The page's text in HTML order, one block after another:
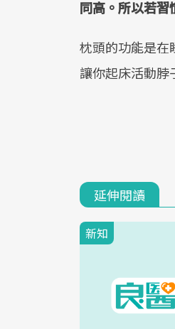
同高。所以若習
枕頭的功能是在
讓你起床活動脖
延伸閱讀
新知